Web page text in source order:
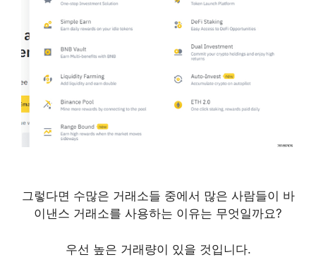
그렇다면 수많은 거래소들 중에서 많은 사람들이 바
이낸스 거래소를 사용하는 이유는 무엇일까요?
우선 높은 거래량이 있을 것입니다.